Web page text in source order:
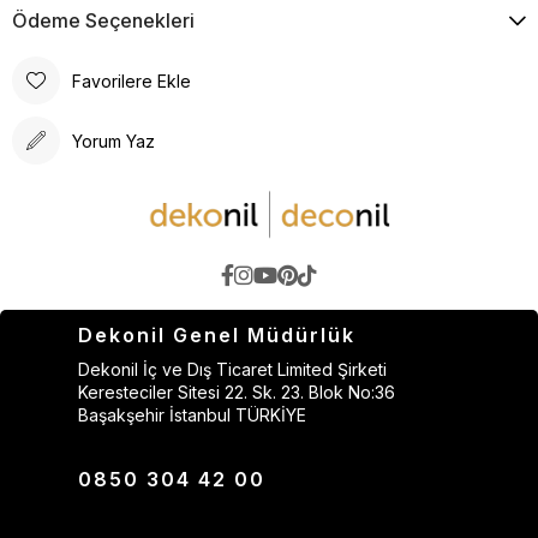
Ödeme Seçenekleri
Favorilere Ekle
Yorum Yaz
Dekonil Genel Müdürlük
Dekonil İç ve Dış Ticaret Limited Şirketi
Keresteciler Sitesi 22. Sk. 23. Blok No:36
Başakşehir İstanbul TÜRKİYE
0850 304 42 00